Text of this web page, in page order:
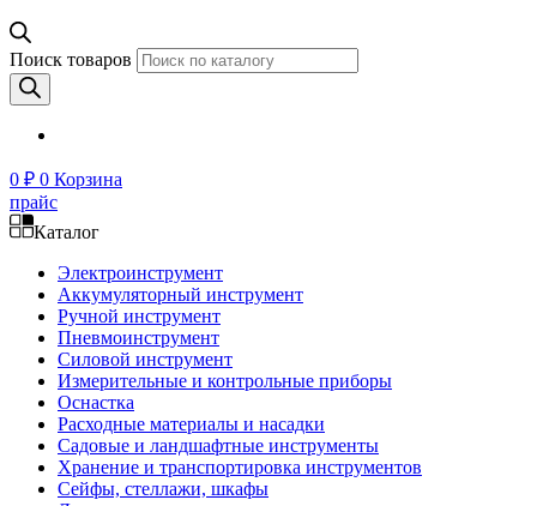
Поиск товаров
0 ₽ 0 Корзина
прайс
Каталог
Электроинструмент
Аккумуляторный инструмент
Ручной инструмент
Пневмоинструмент
Силовой инструмент
Измерительные и контрольные приборы
Оснастка
Расходные материалы и насадки
Садовые и ландшафтные инструменты
Хранение и транспортировка инструментов
Сейфы, стеллажи, шкафы